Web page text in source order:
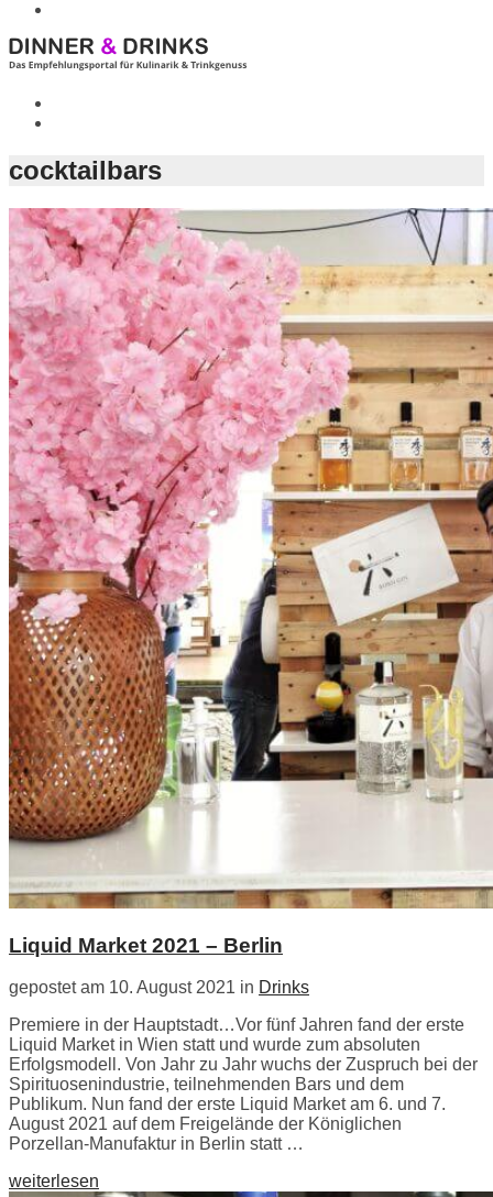
cocktailbars
Liquid Market 2021 – Berlin
gepostet am 10. August 2021 in Drinks
Premiere in der Hauptstadt…Vor fünf Jahren fand der erste
Liquid Market in Wien statt und wurde zum absoluten
Erfolgsmodell. Von Jahr zu Jahr wuchs der Zuspruch bei der
Spirituosenindustrie, teilnehmenden Bars und dem
Publikum. Nun fand der erste Liquid Market am 6. und 7.
August 2021 auf dem Freigelände der Königlichen
Porzellan-Manufaktur in Berlin statt …
weiterlesen